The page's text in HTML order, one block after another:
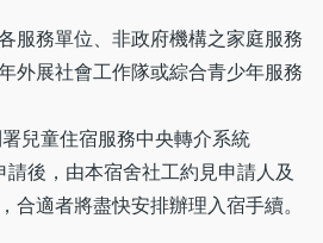
服務單位、非政府機構之家庭服務
外展社會工作隊或綜合青少年服務
兒童住宿服務中央轉介系統
後，由本宿舍社工約見申請人及
合適者將盡快安排辦理入宿手續。